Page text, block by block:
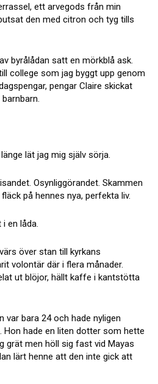
ett arvegods från min
den med citron och tyg tills
byrålådan satt en mörkblå ask.
college som jag byggt upp genom
pengar Claire skickat
lät jag mig själv sörja.
Osynliggörandet. Skammen
på hennes nya, perfekta liv.
en låda.
över stan till kyrkans
volontär där i flera månader.
ut blöjor, hällt kaffe i kantstötta
var bara 24 och hade nyligen
hade en liten dotter som hette
grät men höll sig fast vid Mayas
lärt henne att den inte gick att